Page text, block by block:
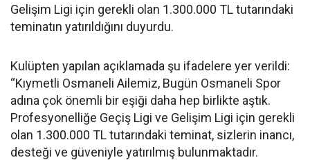
Gelişim Ligi için gerekli olan 1.300.000 TL tutarındaki
teminatın yatırıldığını duyurdu.
Kulüpten yapılan açıklamada şu ifadelere yer verildi:
“Kıymetli Osmaneli Ailemiz, Bugün Osmaneli Spor
adına çok önemli bir eşiği daha hep birlikte aştık.
Profesyonelliğe Geçiş Ligi ve Gelişim Ligi için gerekli
olan 1.300.000 TL tutarındaki teminat, sizlerin inancı,
desteği ve güveniyle yatırılmış bulunmaktadır.